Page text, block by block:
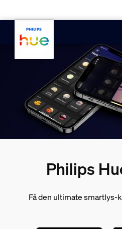
Philips
Få den ultimate smartlys-